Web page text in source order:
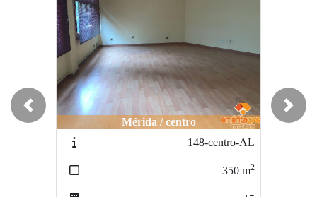
Mérida / centro
148-centro-AL
m2
Mérida / centro
254-centro-AL
Previous Next